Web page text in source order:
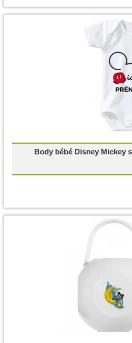
Body bébé Disney Mickey